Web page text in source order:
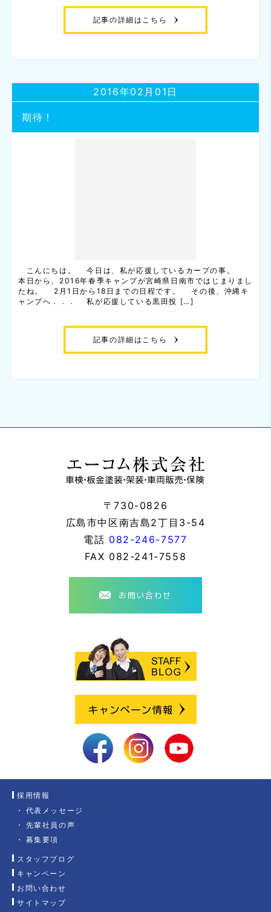
記事の詳細はこちら
期待！
2016年02月01日
こんにちは。 今日は、私が応援しているカープの事。
本日から、2016年春季キャンプが宮崎県日南市ではじまりまし
たね。 2月1日から18日までの日程です。 その後、沖縄キ
ャンプへ．．． 私が応援している黒田投 […]
記事の詳細はこちら
〒730-0826
広島市中区南吉島2丁目3-54
電話 082-246-7577
FAX 082-241-7558
お問い合わせ
採用情報
代表メッセージ
先輩社員の声
募集要項
スタッフブログ
キャンペーン
お問い合わせ
サイトマップ